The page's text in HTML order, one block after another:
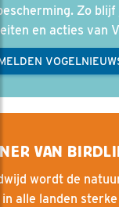
Zo
en acties van
VAN
wordt de
alle landen